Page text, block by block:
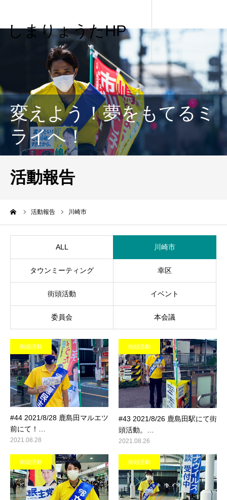
しまりょうたHP
変えよう！夢をもてるミ
ライへ！
活動報告
活動報告 川崎市
ALL 川崎市
タウンミーティング 幸区
街頭活動 イベント
委員会 本会議
街頭活動
#44 2021/8/28 鹿島田マルエツ
前にて！…
2021.08.28
街頭活動
#43 2021/8/26 鹿島田駅にて街
頭活動。…
2021.08.26
街頭活動 街頭活動